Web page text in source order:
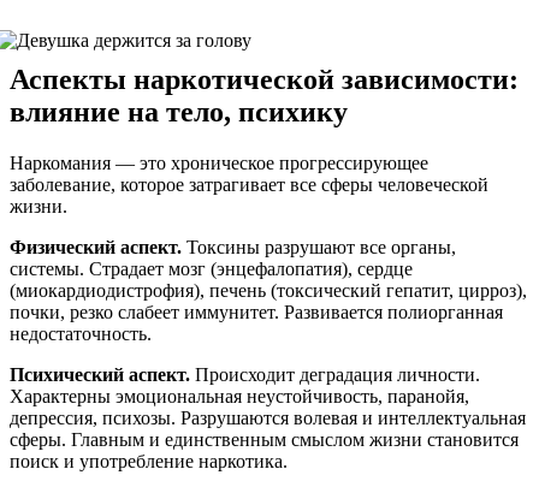
Аспекты наркотической зависимости:
влияние на тело, психику
Наркомания — это хроническое прогрессирующее
заболевание, которое затрагивает все сферы человеческой
жизни.
Физический аспект. Токсины разрушают все органы,
системы. Страдает мозг (энцефалопатия), сердце
(миокардиодистрофия), печень (токсический гепатит, цирроз),
почки, резко слабеет иммунитет. Развивается полиорганная
недостаточность.
Психический аспект. Происходит деградация личности.
Характерны эмоциональная неустойчивость, паранойя,
депрессия, психозы. Разрушаются волевая и интеллектуальная
сферы. Главным и единственным смыслом жизни становится
поиск и употребление наркотика.